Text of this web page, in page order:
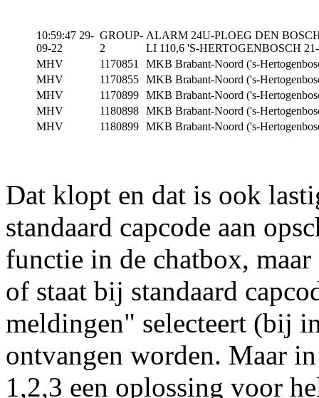
10:59:47 29-
09-22
GROUP-
2
ALARM 24U-PLOEG DEN
LI 110,6 'S-HERTOGENBOSCH
MHV
1170851
MKB Brabant-Noord ('s-
MHV
1170855 MKB Brabant-Noord ('s-
MHV
1170899 MKB Brabant-Noord ('s-
MHV
1180898 MKB Brabant-Noord ('s-
MHV
1180899 MKB Brabant-Noord ('s-
Dat klopt en dat is ook
standaard capcode aan
functie in de chatbox,
of staat bij standaard
meldingen" selecteert (bij
ontvangen worden. Maar
1,2,3 een oplossing voor